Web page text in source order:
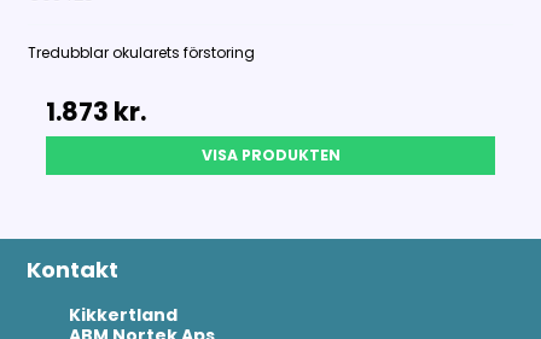
Tredubblar okularets förstoring
1.873 kr.
VISA PRODUKTEN
Kontakt
Kikkertland